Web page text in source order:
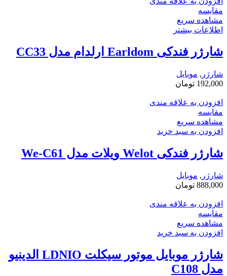
مقایسه
مشاهده سریع
اطلاعات بیشتر
شارژر فندکی Earldom ارلدام مدل CC33
شارژر , موبایل
192,000 تومان
افزودن به علاقه مندی
مقایسه
مشاهده سریع
افزودن به سبد خرید
شارژر فندکی Welot ویلات مدل We-C61
شارژر , موبایل
888,000 تومان
افزودن به علاقه مندی
مقایسه
مشاهده سریع
افزودن به سبد خرید
شارژر موبایل موتور سیکلت LDNIO الدینیو
مدل C108